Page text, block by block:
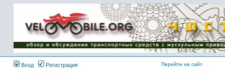
Имя пользователя:
Пароль:
{ LOG_ME_IN_SHORT
}
Вход
Регистрация Перейти на сайт